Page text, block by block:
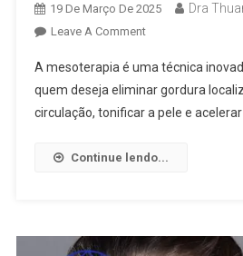
19 De Março De 2025 Dra
Leave A Comment
A mesoterapia é uma técnica
quem deseja eliminar gordura
circulação, tonificar a pele e
Continue lendo...